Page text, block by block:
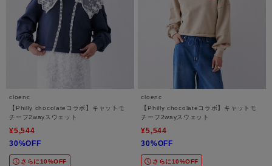
cloenc
【Philly chocolateコラボ】キャットモ
チーフ2wayスウェット
¥5,544
30%OFF
さらに10%OFF
cloenc
【Philly chocolateコラボ】キャットモ
チーフ2wayスウェット
¥5,544
30%OFF
さらに10%OFF